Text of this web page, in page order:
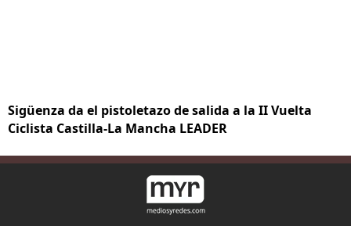
Sigüenza da el pistoletazo de salida a la II Vuelta
Ciclista Castilla-La Mancha LEADER